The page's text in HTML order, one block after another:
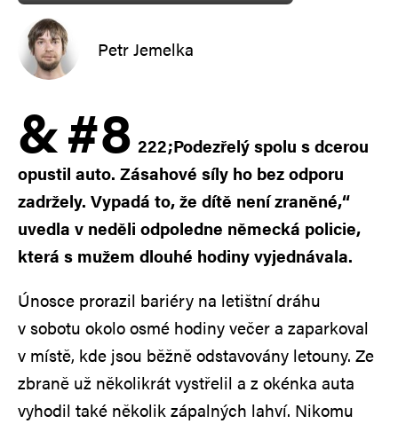
Petr Jemelka
&#8 222;Podezřelý spolu s dcerou
opustil auto. Zásahové síly ho bez odporu
zadržely. Vypadá to, že dítě není zraněné,“
uvedla v neděli odpoledne německá policie,
která s mužem dlouhé hodiny vyjednávala.
Únosce prorazil bariéry na letištní dráhu
v sobotu okolo osmé hodiny večer a zaparkoval
v místě, kde jsou běžně odstavovány letouny. Ze
zbraně už několikrát vystřelil a z okénka auta
vyhodil také několik zápalných lahví. Nikomu